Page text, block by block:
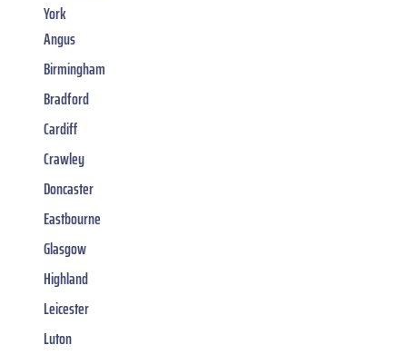
York
Angus
Birmingham
Bradford
Cardiff
Crawley
Doncaster
Eastbourne
Glasgow
Highland
Leicester
Luton